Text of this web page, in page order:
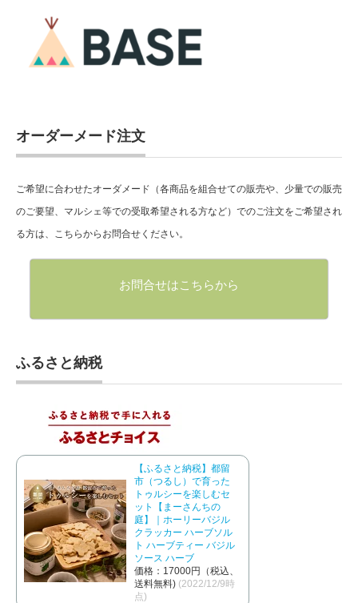
オーダーメード注文
ご希望に合わせたオーダメード（各商品を組合せての販売や、少量での販売
のご要望、マルシェ等での受取希望される方など）でのご注文をご希望され
る方は、こちらからお問合せください。
お問合せはこちらから
ふるさと納税
【ふるさと納税】都留
市（つるし）で育った
トゥルシーを楽しむセ
ット【まーさんちの
庭】｜ホーリーバジル
クラッカー ハーブソル
ト ハーブティー バジル
ソース ハーブ
価格：17000円（税込、
送料無料) (2022/12/9時
点)